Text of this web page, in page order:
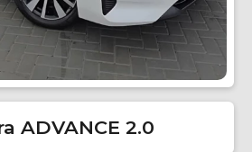
ADVANCE 2.0